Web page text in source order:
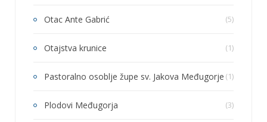
Otac Ante Gabrić (5)
Otajstva krunice (1)
Pastoralno osoblje župe sv. Jakova Međugorje (1)
Plodovi Međugorja (3)